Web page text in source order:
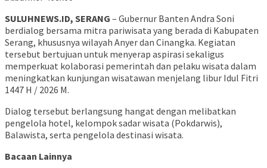
SULUHNEWS.ID, SERANG – Gubernur Banten Andra Soni
berdialog bersama mitra pariwisata yang berada di Kabupaten
Serang, khususnya wilayah Anyer dan Cinangka. Kegiatan
tersebut bertujuan untuk menyerap aspirasi sekaligus
memperkuat kolaborasi pemerintah dan pelaku wisata dalam
meningkatkan kunjungan wisatawan menjelang libur Idul Fitri
1447 H / 2026 M.
Dialog tersebut berlangsung hangat dengan melibatkan
pengelola hotel, kelompok sadar wisata (Pokdarwis),
Balawista, serta pengelola destinasi wisata.
Bacaan Lainnya